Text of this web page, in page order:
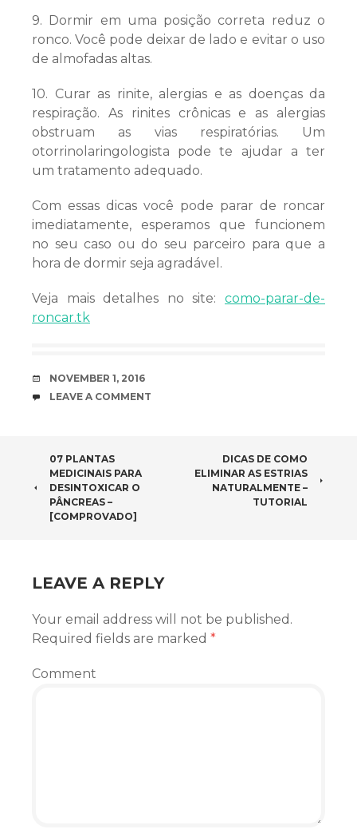
9. Dormir em uma posição correta reduz o
ronco. Você pode deixar de lado e evitar o uso
de almofadas altas.
10. Curar as rinite, alergias e as doenças da
respiração. As rinites crônicas e as alergias
obstruam as vias respiratórias. Um
otorrinolaringologista pode te ajudar a ter
um tratamento adequado.
Com essas dicas você pode parar de roncar
imediatamente, esperamos que funcionem
no seu caso ou do seu parceiro para que a
hora de dormir seja agradável.
Veja mais detalhes no site: como-parar-de-
roncar.tk
DATE
NOVEMBER 1, 2016
COMMENTS
LEAVE A COMMENT
POST NAVIGATION
07 PLANTAS
MEDICINAIS PARA
DESINTOXICAR O
PÂNCREAS –
[COMPROVADO]
DICAS DE COMO
ELIMINAR AS ESTRIAS
NATURALMENTE –
TUTORIAL
LEAVE A REPLY
Your email address will not be published.
Required fields are marked *
Comment